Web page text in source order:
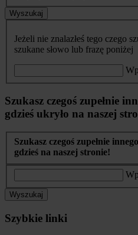
Wyszukaj
Jeżeli nie znalazłeś tego czego
szukane słowo lub frazę poniżej
Szukasz czegoś zupełnie
gdzieś ukryło na naszej
Szukasz czegoś zupełnie
gdzieś na naszej stronie!
Wyszukaj
Szybkie linki